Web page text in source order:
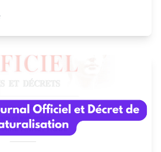
dans ce guide quand et